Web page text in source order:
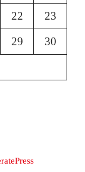
22 23
29 30